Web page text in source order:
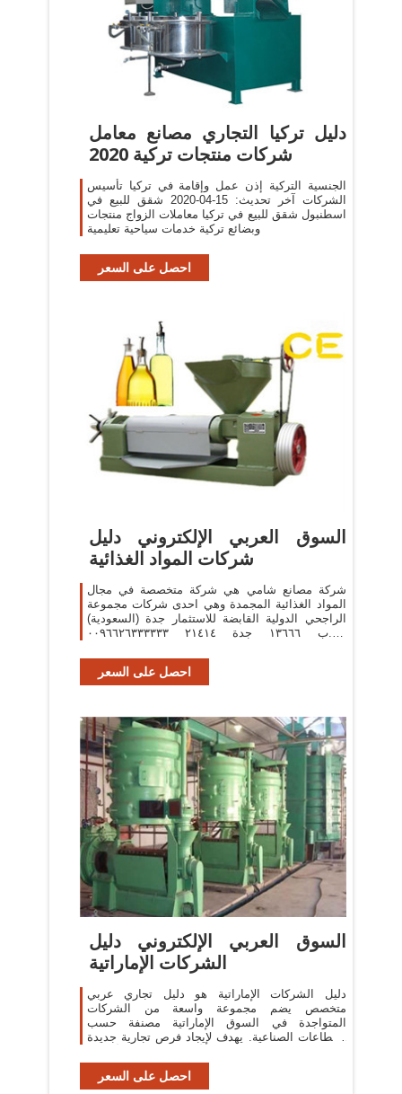
دليل تركيا التجاري مصانع معامل
شركات منتجات تركية 2020
الجنسية التركية إذن عمل وإقامة في تركيا تأسيس
الشركات آخر تحديث: 15-04-2020 شقق للبيع في
اسطنبول شقق للبيع في تركيا معاملات الزواج منتجات
وبضائع تركية خدمات سياحية تعليمية
احصل على السعر
السوق العربي الإلكتروني دليل
شركات المواد الغذائية
شركة مصانع شامي هي شركة متخصصة في مجال
المواد الغذائية المجمدة وهي احدى شركات مجموعة
الراجحي الدولية القابضة للاستثمار جدة (السعودية)
ص.ب ١٣٦٦٦ جدة ٢١٤١٤ ٠٠٩٦٦٢٦٣٣٣٣٣٣
احصل على السعر
السوق العربي الإلكتروني دليل
الشركات الإماراتية
دليل الشركات الإماراتية هو دليل تجاري عربي
متخصص يضم مجموعة واسعة من الشركات
المتواجدة في السوق الإماراتية مصنفة حسب
القطاعات الصناعية. يهدف لإيجاد فرص تجارية جديدة
احصل على السعر